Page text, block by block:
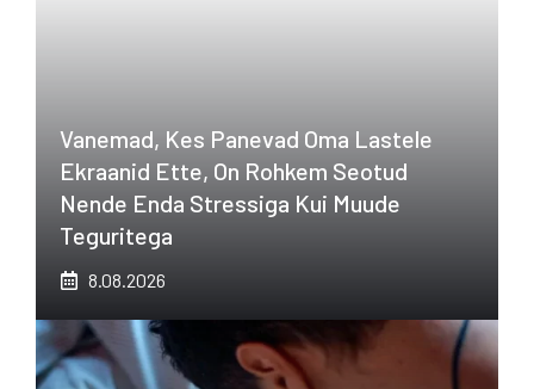
Vanemad, Kes Panevad Oma Lastele
Ekraanid Ette, On Rohkem Seotud
Nende Enda Stressiga Kui Muude
Teguritega
8.08.2026